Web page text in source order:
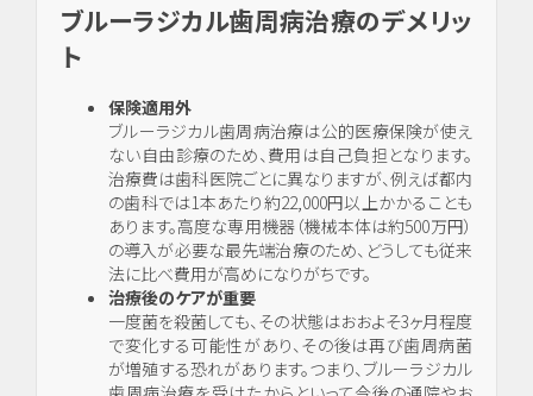
ブルーラジカル歯周病治療のデメリッ
ト
保険適用外
ブルーラジカル歯周病治療は公的医療保険が使え
ない自由診療のため、費用は自己負担となります。
治療費は歯科医院ごとに異なりますが、例えば都内
の歯科では1本あたり約22,000円以上かかることも
あります。高度な専用機器（機械本体は約500万円）
の導入が必要な最先端治療のため、どうしても従来
法に比べ費用が高めになりがちです。
治療後のケアが重要
一度菌を殺菌しても、その状態はおおよそ3ヶ月程度
で変化する可能性があり、その後は再び歯周病菌
が増殖する恐れがあります。つまり、ブルーラジカル